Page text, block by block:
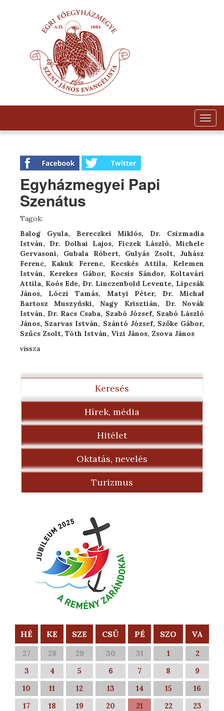
Egyházmegyei Papi
Szenátus
Tagok:
Balog Gyula, Bereczkei Miklós, Dr. Csizmadia
István, Dr. Dolhai Lajos, Ficzek László, Michele
Gervasoni, Gubala Róbert, Gulyás Zsolt, Juhász
Ferenc, Kakuk Ferenc, Kecskés Attila, Kelemen
István, Kerekes Gábor, Kocsis Sándor, Koltavári
Attila, Koós Ede, Dr. Linczenbold Levente, Lipcsák
János, Lóczi Tamás, Matyi Péter, Dr. Michał
Bartosz Muszyňski,Nagy Krisztián, Dr. Novák
István, Dr. Racs Csaba, Szabó József, Szabó László
János, Szarvas István, Szántó József, Szőke Gábor,
Szűcs Zsolt, Tóth István, Vízi János, Zsova János
vissza
Keresés
Hírek, média
Hitélet
Oktatás, nevelés
Turizmus
HÉ KE SZE CSÜ PÉ SZO VA
27 28 29 30 31 1
2
3
4 5 6 7 8
9
10
11 12 13 14 15
16
17
18 19 20 21 22
23